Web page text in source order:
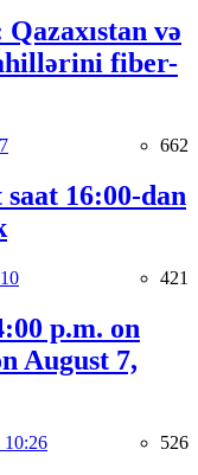
və
fiber-
662
16:00-dan
421
p.m. on
August 7,
10:26 526